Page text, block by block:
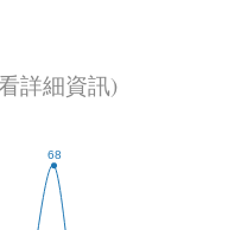
詳細資訊)
68